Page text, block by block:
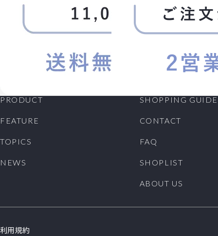
PRODUCT
FEATURE
TOPICS
NEWS
SHOPPING GUIDE
CONTACT
FAQ
SHOPLIST
ABOUT US
利用規約